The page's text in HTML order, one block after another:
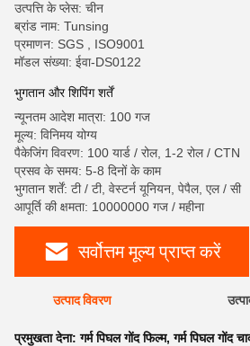
उत्पत्ति के प्लेस: चीन
ब्रांड नाम: Tunsing
प्रमाणन: SGS , ISO9001
मॉडल संख्या: ईवा-DS0122
भुगतान और शिपिंग शर्तें
न्यूनतम आदेश मात्रा: 100 गज
मूल्य: विनिमय योग्य
पैकेजिंग विवरण: 100 यार्ड / रोल, 1-2 रोल / CTN
प्रसव के समय: 5-8 दिनों के काम
भुगतान शर्तें: टी / टी, वेस्टर्न यूनियन, पेपैल, एल / सी
आपूर्ति की क्षमता: 10000000 गज / महीना
सर्वोत्तम मूल्य प्राप्त करें
उत्पाद विवरण
प्रमुखता देना:गर्म पिघल गोंद फिल्म,गर्म पिघल गोंद